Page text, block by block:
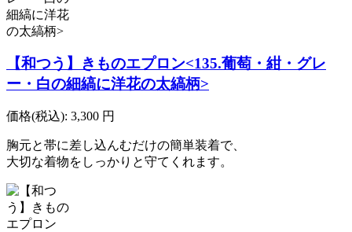
【和つう】きものエプロン<135.葡萄・紺・グレ
ー・白の細縞に洋花の太縞柄>
価格(税込): 3,300 円
胸元と帯に差し込んむだけの簡単装着で、
大切な着物をしっかりと守てくれます。